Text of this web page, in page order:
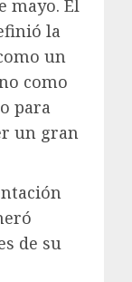
mayo. El
la
un
como
para
un gran
de su